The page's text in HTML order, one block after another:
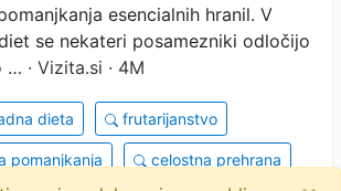
esencialnih hranil. V
se nekateri posamezniki odločijo
… · Vizita.si · 4M
dieta frutarijanstvo
pomanjkanja celostna prehrana